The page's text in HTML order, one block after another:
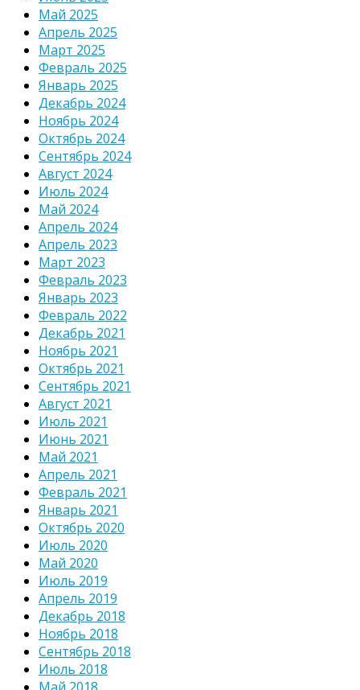
Май 2025
Апрель 2025
Март 2025
Февраль 2025
Январь 2025
Декабрь 2024
Ноябрь 2024
Октябрь 2024
Сентябрь 2024
Август 2024
Июль 2024
Май 2024
Апрель 2024
Апрель 2023
Март 2023
Февраль 2023
Январь 2023
Февраль 2022
Декабрь 2021
Ноябрь 2021
Октябрь 2021
Сентябрь 2021
Август 2021
Июль 2021
Июнь 2021
Май 2021
Апрель 2021
Февраль 2021
Январь 2021
Октябрь 2020
Июль 2020
Май 2020
Июль 2019
Апрель 2019
Декабрь 2018
Ноябрь 2018
Сентябрь 2018
Июль 2018